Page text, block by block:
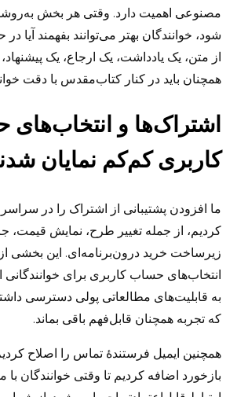
مصنوعی اهمیت دارد. وقتی هر بخش
شود، خوانندگان بهتر می‌توانند بفهمند آیا
از متن، یک یادداشت، یک ارجاع، یک
همچنان باید در کنار کتاب‌مقدس با دقت
اشتراک‌ها و
کاربری کم‌کم نمایان
کردیم، از جمله تغییر طرح، نمایش قیمت،
زیرساخت خرید درون‌برنامه‌ای. این بخشی
انتخاب‌های حساب کاربری برای
به قابلیت‌های مطالعاتی پولی دسترسی
که تجربه همچنان قابل‌فهم باقی بماند.
همچنین ایمیل فرستندهٔ تماس را اصلاح
بازخورد اضافه کردیم تا وقتی خوانندگان با